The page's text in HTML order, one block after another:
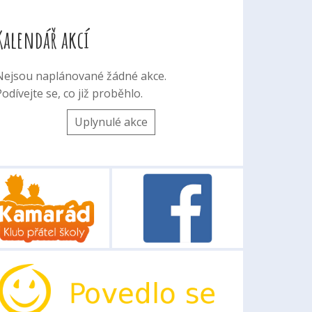
akcí
naplánované žádné akce.
se, co již proběhlo.
Uplynulé akce